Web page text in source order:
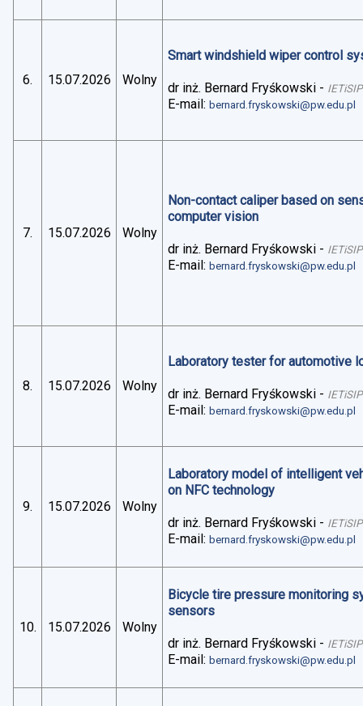
6. 15.07.2026 Wolny
Smart windshield wiper control
dr inż. Bernard Fryśkowski - IETiSIP
E-mail:bernard.fryskowski@pw.edu.pl
7. 15.07.2026 Wolny
Non-contact caliper based on
computer vision
dr inż. Bernard Fryśkowski - IETiSIP
E-mail:bernard.fryskowski@pw.edu.pl
8. 15.07.2026 Wolny
Laboratory tester for automotive
dr inż. Bernard Fryśkowski - IETiSIP
E-mail:bernard.fryskowski@pw.edu.pl
9. 15.07.2026 Wolny
Laboratory model of intelligent
on NFC technology
dr inż. Bernard Fryśkowski - IETiSIP
E-mail:bernard.fryskowski@pw.edu.pl
10. 15.07.2026 Wolny
Bicycle tire pressure monitoring
sensors
dr inż. Bernard Fryśkowski - IETiSIP
E-mail:bernard.fryskowski@pw.edu.pl